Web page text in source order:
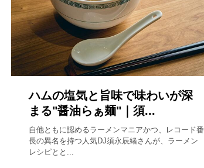
ハムの塩気と旨味で味わいが深
まる"醤油らぁ麺"｜須...
自他ともに認めるラーメンマニアかつ、レコード番
長の異名を持つ人気DJ須永辰緒さんが、ラーメン
レシピとと...